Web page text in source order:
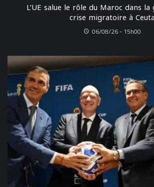
L’UE salue le rôle du Maroc dans
crise migratoire à Ceuta
06/08/26 - 15h00